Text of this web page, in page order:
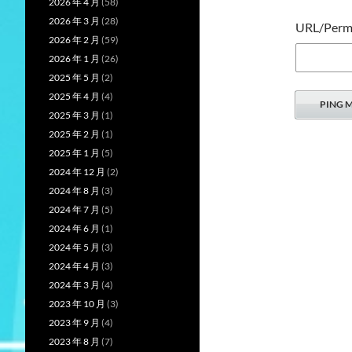
URL/
2026 年 3 月 (28)
2026 年 2 月 (59)
2026 年 1 月 (26)
2025 年 5 月 (2)
2025 年 4 月 (4)
2025 年 3 月 (1)
2025 年 2 月 (1)
2025 年 1 月 (5)
2024 年 12 月 (2)
2024 年 8 月 (3)
2024 年 7 月 (5)
2024 年 6 月 (1)
2024 年 5 月 (3)
2024 年 4 月 (3)
2024 年 3 月 (4)
2023 年 10 月 (3)
2023 年 9 月 (4)
2023 年 8 月 (7)